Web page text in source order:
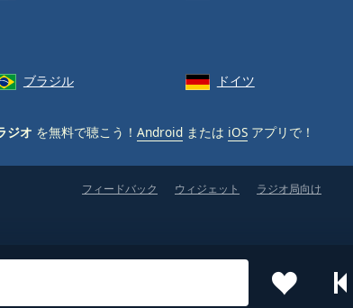
ブラジル ドイツ
ジオ を無料で聴こう！ Android または iOS アプリで！
フィードバック ウィジェット ラジオ局向け